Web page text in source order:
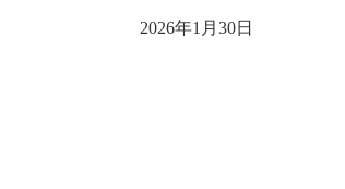
2026年1月30日